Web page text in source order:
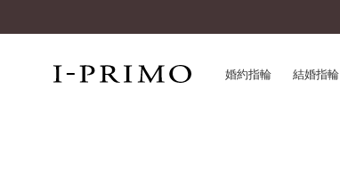
婚約指輪 結婚指輪